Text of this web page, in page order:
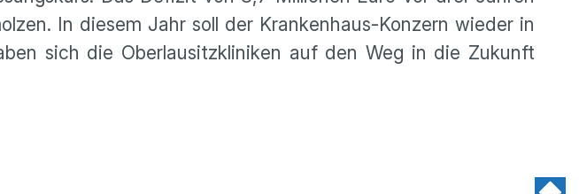
In diesem Jahr soll der Krankenhaus-Konzern wieder in
sich die Oberlausitzkliniken auf den Weg in die Zukunft